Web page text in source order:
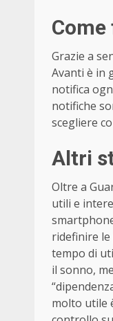
Grazie a
Avanti è in
notifica
notifiche
scegliere
Altri
Oltre a
utili e
ridefinire
tempo di
il sonno,
molto utile